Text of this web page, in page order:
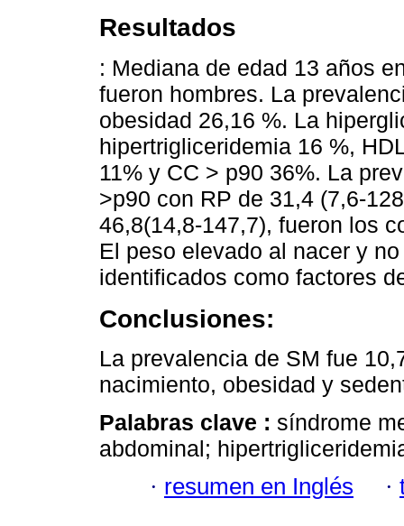
Resultados
: Mediana de edad 13 años
fueron hombres. La
obesidad 26,16 %. La
hipertrigliceridemia 16 %,
11% y CC > p90 36%. La
>p90 con RP de 31,4 (7,6-
46,8(14,8-147,7), fueron los
El peso elevado al nacer y
identificados como factores
Conclusiones:
La prevalencia de SM fue
nacimiento, obesidad y
Palabras clave : síndrome
abdominal;
· resumen en Inglés ·